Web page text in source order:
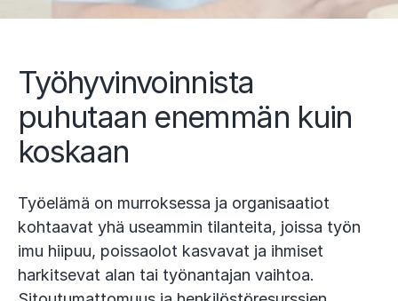
Työhyvinvoinnista
puhutaan enemmän kuin
koskaan
Työelämä on murroksessa ja organisaatiot
kohtaavat yhä useammin tilanteita, joissa työn
imu hiipuu, poissaolot kasvavat ja ihmiset
harkitsevat alan tai työnantajan vaihtoa.